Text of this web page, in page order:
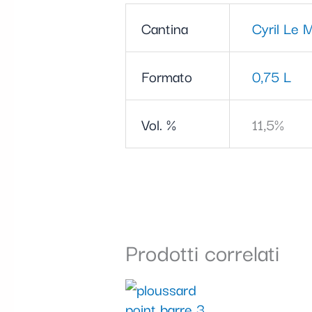
Cantina Cyril Le
Formato 0,75 L
Vol. % 11,5%
Prodotti correlati